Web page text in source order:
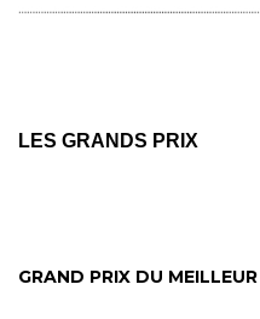
LES GRANDS PRIX
GRAND PRIX DU